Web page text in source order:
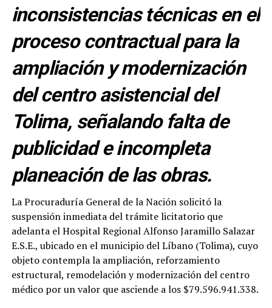
inconsistencias técnicas en el
proceso contractual para la
ampliación y modernización
del centro asistencial del
Tolima, señalando falta de
publicidad e incompleta
planeación de las obras.
La Procuraduría General de la Nación solicitó la
suspensión inmediata del trámite licitatorio que
adelanta el Hospital Regional Alfonso Jaramillo Salazar
E.S.E., ubicado en el municipio del Líbano (Tolima), cuyo
objeto contempla la ampliación, reforzamiento
estructural, remodelación y modernización del centro
médico por un valor que asciende a los $79.596.941.338.